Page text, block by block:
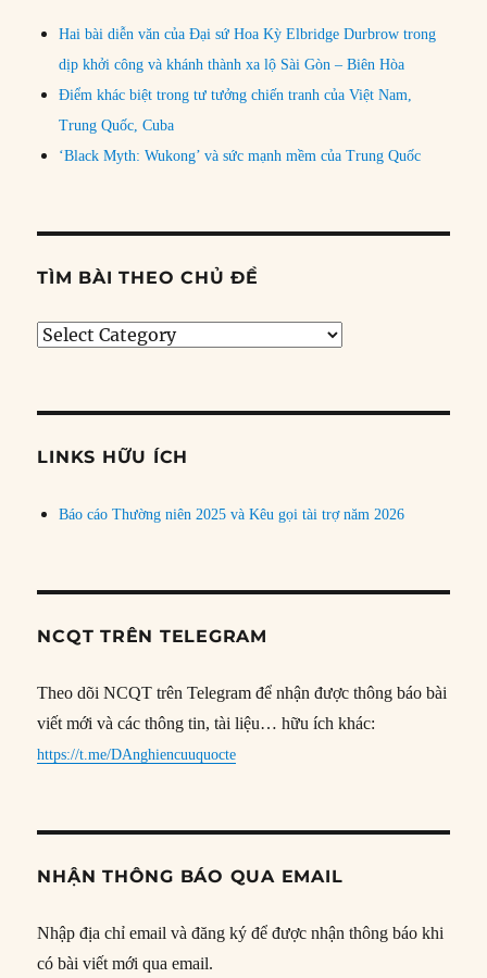
Hai bài diễn văn của Đại sứ Hoa Kỳ Elbridge Durbrow trong
dịp khởi công và khánh thành xa lộ Sài Gòn – Biên Hòa
Điểm khác biệt trong tư tưởng chiến tranh của Việt Nam,
Trung Quốc, Cuba
‘Black Myth: Wukong’ và sức mạnh mềm của Trung Quốc
TÌM BÀI THEO CHỦ ĐỀ
Tìm
đề
LINKS HỮU ÍCH
Báo cáo Thường niên 2025 và Kêu gọi tài trợ năm 2026
NCQT TRÊN TELEGRAM
Theo dõi NCQT trên Telegram để nhận được thông báo bài
viết mới và các thông tin, tài liệu… hữu ích khác:
https://t.me/DAnghiencuuquocte
NHẬN THÔNG BÁO QUA EMAIL
Nhập địa chỉ email và đăng ký để được nhận thông báo khi
có bài viết mới qua email.